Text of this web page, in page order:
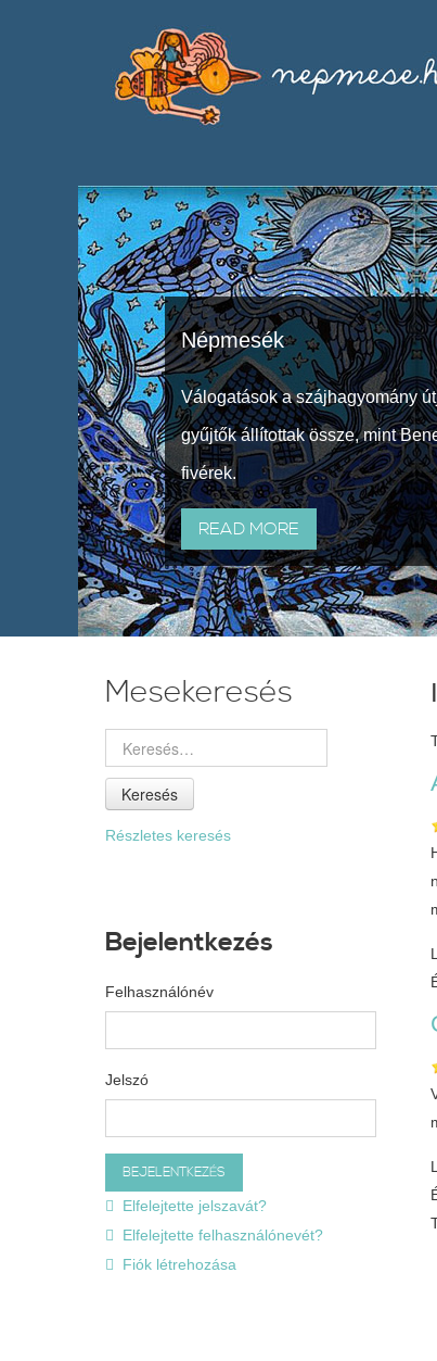
Népmesék
Válogatások a szájhagyomány
gyűjtők állítottak össze, mint
fivérek.
READ MORE
Mesekeresés
Keresés
Részletes keresés
Bejelentkezés
Felhasználónév
Jelszó
Elfelejtette jelszavát?
Elfelejtette felhasználónevét?
Fiók létrehozása